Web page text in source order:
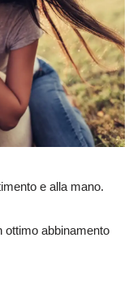
e alla mano.
ottimo abbinamento